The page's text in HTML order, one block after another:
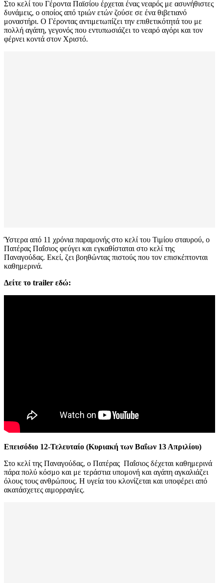
Στο κελί του Γέροντα Παϊσίου έρχεται ένας νεαρός με ασυνήθιστες
δυνάμεις, ο οποίος από τριών ετών ζούσε σε ένα θιβετιανό
μοναστήρι. Ο Γέροντας αντιμετωπίζει την επιθετικότητά του με
πολλή αγάπη, γεγονός που εντυπωσιάζει το νεαρό αγόρι και τον
φέρνει κοντά στον Χριστό.
Ύστερα από 11 χρόνια παραμονής στο κελί του Τιμίου σταυρού, ο
Πατέρας Παΐσιος φεύγει και εγκαθίσταται στο κελί της
Παναγούδας. Εκεί, ζει βοηθώντας πιστούς που τον επισκέπτονται
καθημερινά.
Δείτε το trailer εδώ:
Επεισόδιο 12-Τελευταίο (Κυριακή των Βαΐων 13 Απριλίου)
Στο κελί της Παναγούδας, ο Πατέρας Παΐσιος δέχεται καθημερινά
πάρα πολύ κόσμο και με τεράστια υπομονή και αγάπη αγκαλιάζει
όλους τους ανθρώπους. Η υγεία του κλονίζεται και υποφέρει από
ακατάσχετες αιμορραγίες.